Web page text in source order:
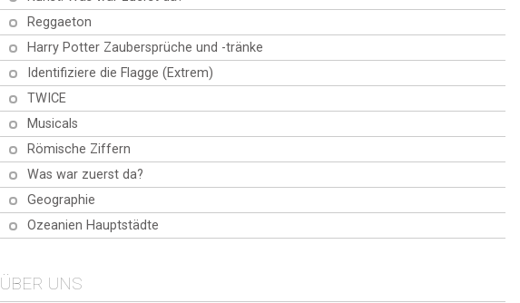
Reggaeton
Harry Potter Zaubersprüche und -tränke
Identifiziere die Flagge (Extrem)
TWICE
Musicals
Römische Ziffern
Was war zuerst da?
Geographie
Ozeanien Hauptstädte
ÜBER UNS